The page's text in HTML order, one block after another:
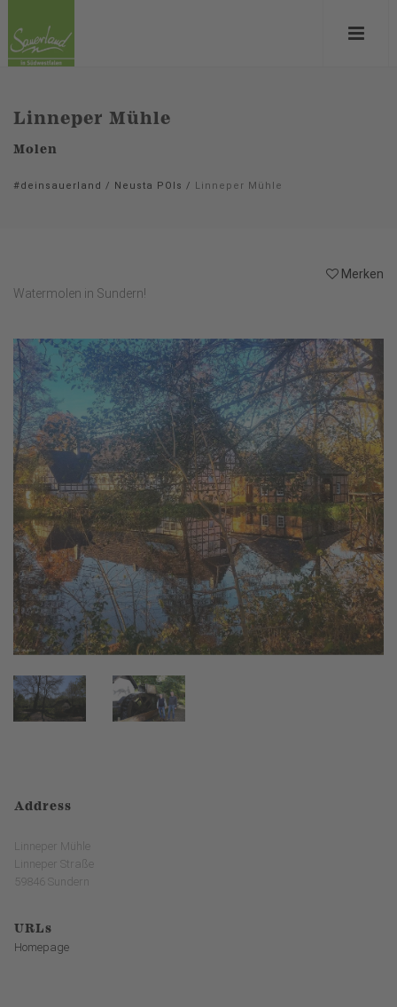
Linneper Mühle
Molen
#deinsauerland / Neusta POIs / Linneper Mühle
Merken
Watermolen in Sundern!
Address
Linneper Mühle
Linneper Straße
59846 Sundern
URLs
Homepage